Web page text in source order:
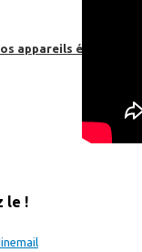
appareils
le !
email